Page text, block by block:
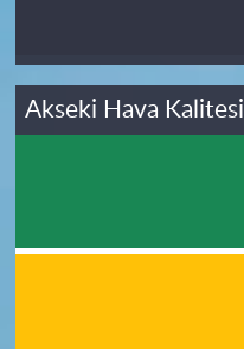
Akseki Hava Kalitesi